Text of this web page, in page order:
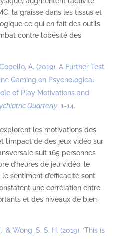
la graisse dans les tissus et
ce qui en fait des outils
contre l’obésité des
A. (2019). A Further Test
Gaming on Psychological
of Play Motivations and
Quarterly, 1-14.
les motivations des
l’impact de des jeux vidéo sur
suit 165 personnes
d’heures de jeu vidéo, le
le sentiment d’efficacité sont
une corrélation entre
et des niveaux de bien-
& Wong, S. S. H. (2019). ‘This is